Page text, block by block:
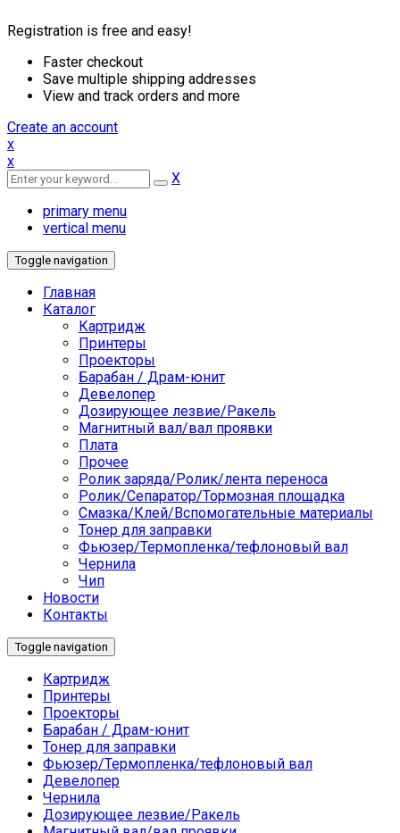
Registration is free and easy!
Faster checkout
Save multiple shipping addresses
View and track orders and more
Create an account
x
x
X
primary menu
vertical menu
Toggle navigation
Главная
Каталог
Картридж
Принтеры
Проекторы
Барабан / Драм-юнит
Девелопер
Дозирующее лезвие/Ракель
Магнитный вал/вал проявки
Плата
Прочее
Ролик заряда/Ролик/лента переноса
Ролик/Сепаратор/Тормозная площадка
Смазка/Клей/Вспомогательные материалы
Тонер для заправки
Фьюзер/Термопленка/тефлоновый вал
Чернила
Чип
Новости
Контакты
Toggle navigation
Картридж
Принтеры
Проекторы
Барабан / Драм-юнит
Тонер для заправки
Фьюзер/Термопленка/тефлоновый вал
Девелопер
Чернила
Дозирующее лезвие/Ракель